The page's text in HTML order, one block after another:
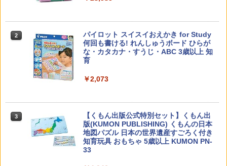
2 子どもが変わる魔法の言葉
￥2,200
カウンセリングとは何か 変化するという
こと (講談社現代新書 2787)
￥1,540
2
パイロット スイスイおえかき for Study
何回も書ける! れんしゅうボード ひらが
な・カタカナ・すうじ・ABC 3歳以上 知
育
￥2,073
3
【くもん出版公式特別セット】くもん出
版(KUMON PUBLISHING) くもんの日本
地図パズル 日本の世界遺産すごろく付き
知育玩具 おもちゃ 5歳以上 KUMON PN-
33